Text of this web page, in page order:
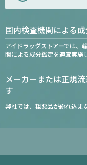
国内検査機関による
アイドラッグストアーでは、
関による成分鑑定を適宜実施
メーカーまたは正規
す
弊社では、粗悪品が紛れ込ま